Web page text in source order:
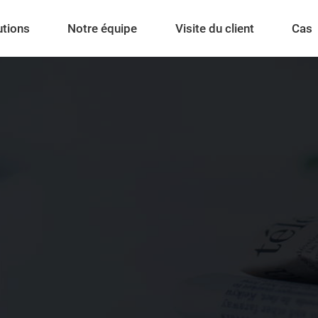
Notre équipe Visite du client Cas